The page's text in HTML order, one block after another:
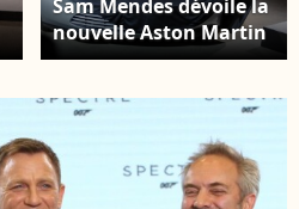
Sam Mendes dévoile la
nouvelle Aston Martin
db10 - Photocall avec
production du
nouveau film de James
Bond à Pinewood le 4
décembre 2014.